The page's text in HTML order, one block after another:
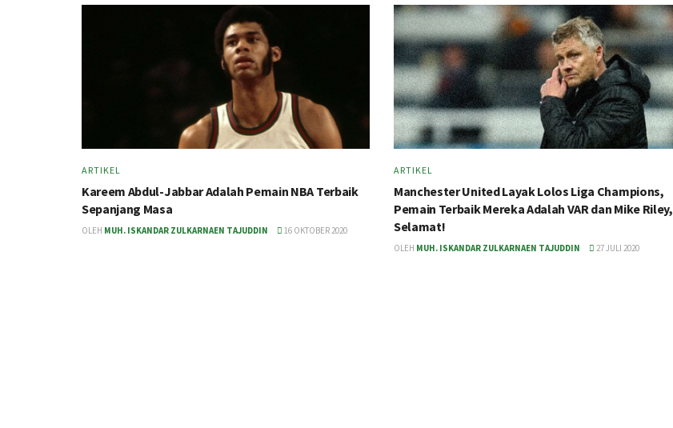
ARTIKEL
Kareem Abdul-Jabbar Adalah Pemain NBA Terbaik
Sepanjang Masa
OLEH MUH. ISKANDAR ZULKARNAEN TAJUDDIN 16 OKTOBER 2020
ARTIKEL
Manchester United Layak Lolos Liga Champions,
Pemain Terbaik Mereka Adalah VAR dan Mike Riley,
Selamat!
OLEH MUH. ISKANDAR ZULKARNAEN TAJUDDIN 27 JULI 2020